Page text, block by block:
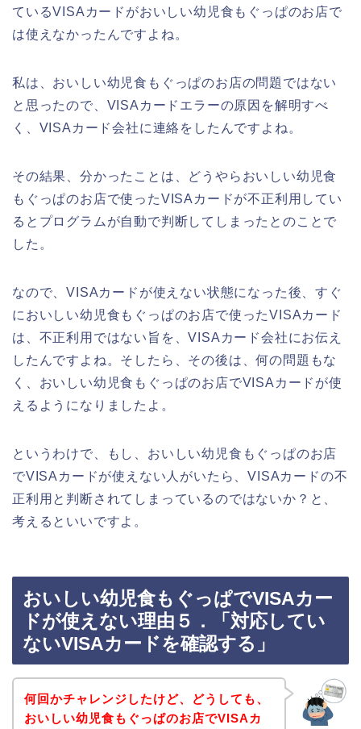
ているVISAカードがおいしい幼児食もぐっぱのお店で
は使えなかったんですよね。
私は、おいしい幼児食もぐっぱのお店の問題ではない
と思ったので、VISAカードエラーの原因を解明すべ
く、VISAカード会社に連絡をしたんですよね。
その結果、分かったことは、どうやらおいしい幼児食
もぐっぱのお店で使ったVISAカードが不正利用してい
るとプログラムが自動で判断してしまったとのことで
した。
なので、VISAカードが使えない状態になった後、すぐ
においしい幼児食もぐっぱのお店で使ったVISAカード
は、不正利用ではない旨を、VISAカード会社にお伝え
したんですよね。そしたら、その後は、何の問題もな
く、おいしい幼児食もぐっぱのお店でVISAカードが使
えるようになりましたよ。
というわけで、もし、おいしい幼児食もぐっぱのお店
でVISAカードが使えない人がいたら、VISAカードの不
正利用と判断されてしまっているのではないか？と、
考えるといいですよ。
おいしい幼児食もぐっぱでVISAカー
ドが使えない理由５．「対応してい
ないVISAカードを確認する」
何回かチャレンジしたけど、どうしても、
おいしい幼児食もぐっぱのお店でVISAカ